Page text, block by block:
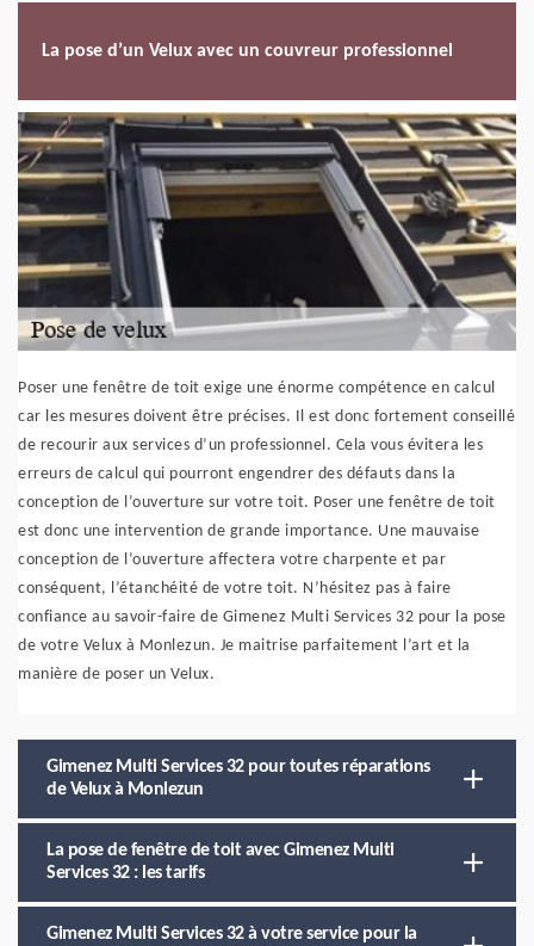
La pose d’un Velux avec un couvreur professionnel
Poser une fenêtre de toit exige une énorme compétence en calcul
car les mesures doivent être précises. Il est donc fortement conseillé
de recourir aux services d’un professionnel. Cela vous évitera les
erreurs de calcul qui pourront engendrer des défauts dans la
conception de l’ouverture sur votre toit. Poser une fenêtre de toit
est donc une intervention de grande importance. Une mauvaise
conception de l’ouverture affectera votre charpente et par
conséquent, l’étanchéité de votre toit. N’hésitez pas à faire
confiance au savoir-faire de Gimenez Multi Services 32 pour la pose
de votre Velux à Monlezun. Je maitrise parfaitement l’art et la
manière de poser un Velux.
Gimenez Multi Services 32 pour toutes réparations
de Velux à Monlezun
La pose de fenêtre de toit avec Gimenez Multi
Services 32 : les tarifs
Gimenez Multi Services 32 à votre service pour la